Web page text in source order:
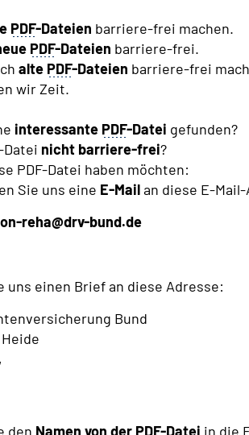
PDF-Dateien barriere-frei machen.
PDF-Dateien barriere-frei.
alte PDF-Dateien barriere-frei
wir Zeit.
interessante PDF-Datei gefunden?
Datei nicht barriere-frei?
PDF-Datei haben möchten:
Sie uns eine E-Mailan diese E-
reha@drv-bund.de
uns einen Brief an diese Adresse:
Bund
den Namen von der PDF-Datei in die